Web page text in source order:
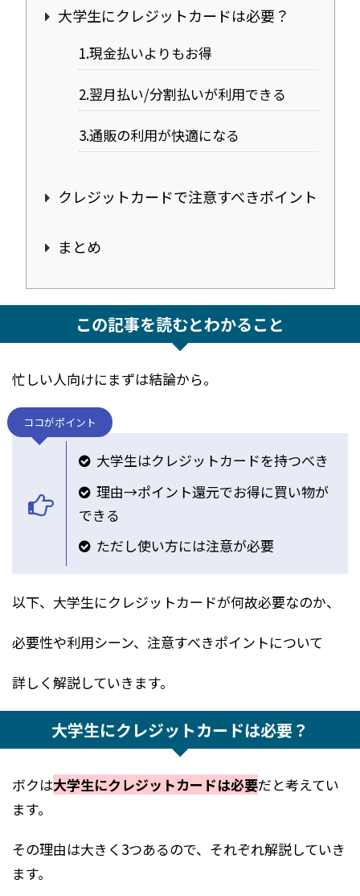
大学生にクレジットカードは必要？
1.現金払いよりもお得
2.翌月払い/分割払いが利用できる
3.通販の利用が快適になる
クレジットカードで注意すべきポイント
まとめ
この記事を読むとわかること
忙しい人向けにまずは結論から。
ココがポイント
大学生はクレジットカードを持つべき
理由→ポイント還元でお得に買い物が
できる
ただし使い方には注意が必要
以下、大学生にクレジットカードが何故必要なのか、
必要性や利用シーン、注意すべきポイントについて
詳しく解説していきます。
大学生にクレジットカードは必要？
ボクは大学生にクレジットカードは必要だと考えてい
ます。
その理由は大きく3つあるので、それぞれ解説していき
ます。